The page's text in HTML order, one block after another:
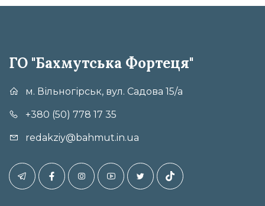
ГО "Бахмутська Фортеця"
м. Вільногірськ, вул. Садова 15/а
+380 (50) 778 17 35
redakziy@bahmut.in.ua